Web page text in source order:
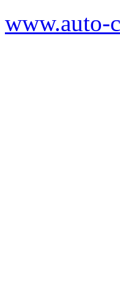
www.auto-